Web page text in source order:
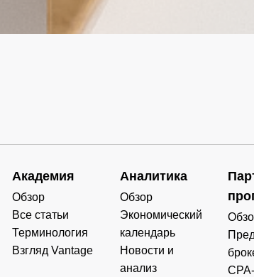
Академия
Обзор
Все статьи
Терминология
Взгляд Vantage
Аналитика
Обзор
Экономический
календарь
Новости и
анализ